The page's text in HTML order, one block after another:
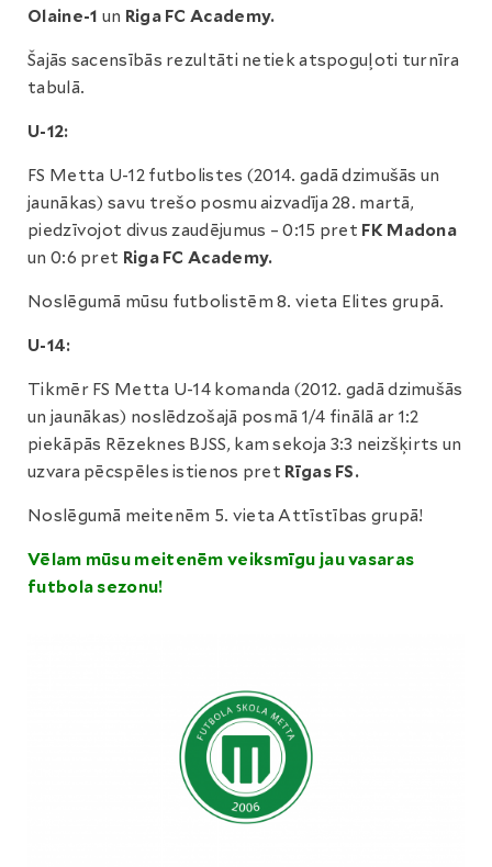
Olaine-1 un Riga FC Academy.
Šajās sacensībās rezultāti netiek atspoguļoti turnīra
tabulā.
U-12:
FS Metta U-12 futbolistes (2014. gadā dzimušās un
jaunākas) savu trešo posmu aizvadīja 28. martā,
piedzīvojot divus zaudējumus – 0:15 pret FK Madona
un 0:6 pret Riga FC Academy.
Noslēgumā mūsu futbolistēm 8. vieta Elites grupā.
U-14:
Tikmēr FS Metta U-14 komanda (2012. gadā dzimušās
un jaunākas) noslēdzošajā posmā 1/4 finālā ar 1:2
piekāpās Rēzeknes BJSS, kam sekoja 3:3 neizšķirts un
uzvara pēcspēles istienos pret Rīgas FS.
Noslēgumā meitenēm 5. vieta Attīstības grupā!
Vēlam mūsu meitenēm veiksmīgu jau vasaras
futbola sezonu!